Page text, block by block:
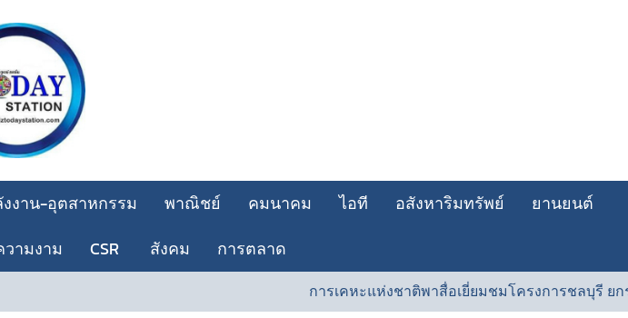
งาน-อุตสาหกรรม พาณิชย์ คมนาคม ไอที อสังหาริมทรัพย์
ยานยนต์
ามงาม CSR สังคม การตลาด
การเคหะแห่งชาติพาสื่อเยี่ยมชมโครงการชลบุรี ยกระดับ